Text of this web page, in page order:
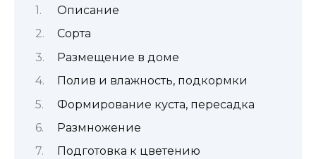
Описание
Сорта
Размещение в доме
Полив и влажность, подкормки
Формирование куста, пересадка
Размножение
Подготовка к цветению